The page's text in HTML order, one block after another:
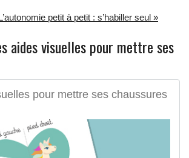
petit à petit : s’habiller seul »
aides visuelles pour mettre ses
pour mettre ses chaussures